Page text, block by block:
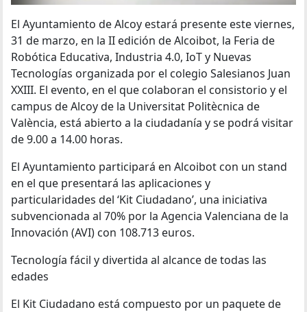
El Ayuntamiento de Alcoy estará presente este viernes,
31 de marzo, en la II edición de Alcoibot, la Feria de
Robótica Educativa, Industria 4.0, IoT y Nuevas
Tecnologías organizada por el colegio Salesianos Juan
XXIII. El evento, en el que colaboran el consistorio y el
campus de Alcoy de la Universitat Politècnica de
València, está abierto a la ciudadanía y se podrá visitar
de 9.00 a 14.00 horas.
El Ayuntamiento participará en Alcoibot con un stand
en el que presentará las aplicaciones y
particularidades del ‘Kit Ciudadano’, una iniciativa
subvencionada al 70% por la Agencia Valenciana de la
Innovación (AVI) con 108.713 euros.
Tecnología fácil y divertida al alcance de todas las
edades
El Kit Ciudadano está compuesto por un paquete de